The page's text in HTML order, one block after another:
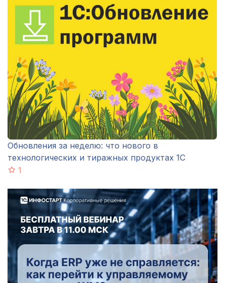
Обновления за неделю: что нового в
технологических и тиражных продуктах 1С
1